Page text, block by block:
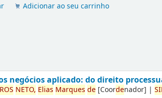
Adicionar ao seu carrinho
negócios aplicado: do direito
NETO, Elias Marques de [Coordenador] |